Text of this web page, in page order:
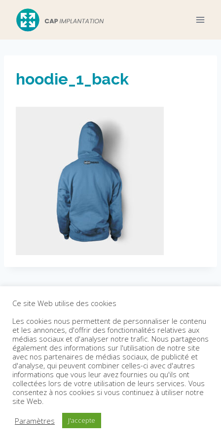
contenu
hoodie_1_back
Ce site Web utilise des cookies
Les cookies nous permettent de personnaliser le contenu
et les annonces, d'offrir des fonctionnalités relatives aux
médias sociaux et d'analyser notre trafic. Nous partageons
également des informations sur l'utilisation de notre site
avec nos partenaires de médias sociaux, de publicité et
d'analyse, qui peuvent combiner celles-ci avec d'autres
informations que vous leur avez fournies ou qu'ils ont
collectées lors de votre utilisation de leurs services. Vous
consentez à nos cookies si vous continuez à utiliser notre
site Web.
Paramètres
J'accepte